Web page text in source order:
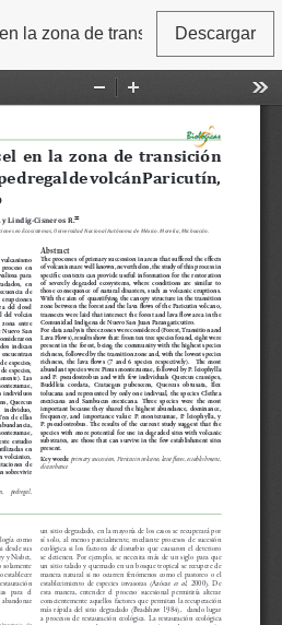
artículo
la zona de transiciónentre el
Descargar